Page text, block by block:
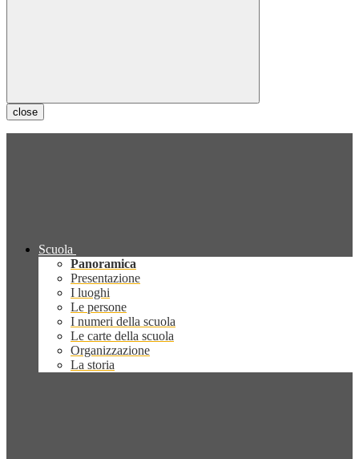
close
Scuola
Panoramica
Presentazione
I luoghi
Le persone
I numeri della scuola
Le carte della scuola
Organizzazione
La storia